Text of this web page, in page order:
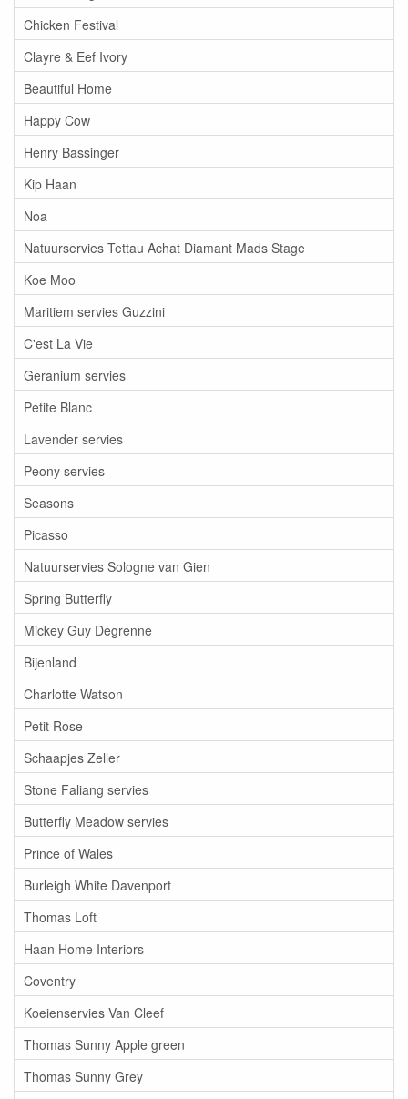
Chicken Festival
Clayre & Eef Ivory
Beautiful Home
Happy Cow
Henry Bassinger
Kip Haan
Noa
Natuurservies Tettau Achat Diamant Mads Stage
Koe Moo
Maritiem servies Guzzini
C'est La Vie
Geranium servies
Petite Blanc
Lavender servies
Peony servies
Seasons
Picasso
Natuurservies Sologne van Gien
Spring Butterfly
Mickey Guy Degrenne
Bijenland
Charlotte Watson
Petit Rose
Schaapjes Zeller
Stone Faliang servies
Butterfly Meadow servies
Prince of Wales
Burleigh White Davenport
Thomas Loft
Haan Home Interiors
Coventry
Koeienservies Van Cleef
Thomas Sunny Apple green
Thomas Sunny Grey